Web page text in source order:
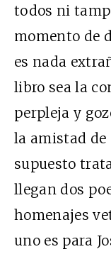
todos ni
momento de
es nada
libro sea la
perpleja y
la amistad de
supuesto
llegan dos
homenajes
uno es para